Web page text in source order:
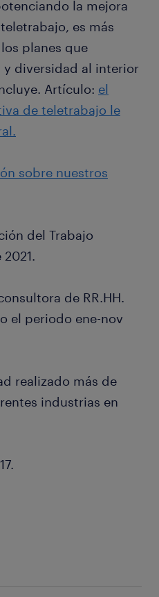
la mejora
es más
planes que
diversidad al interior
Artículo: el
de teletrabajo le
sobre nuestros
del Trabajo
de RR.HH.
el periodo ene-nov
realizado más de
industrias en